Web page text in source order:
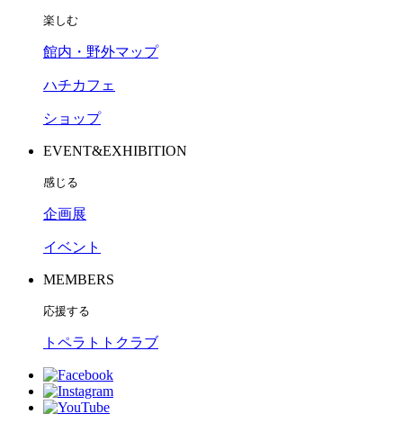
楽しむ
館内・野外マップ
ハチカフェ
ショップ
EVENT&EXHIBITION
感じる
企画展
イベント
MEMBERS
応援する
トペラトトクラブ